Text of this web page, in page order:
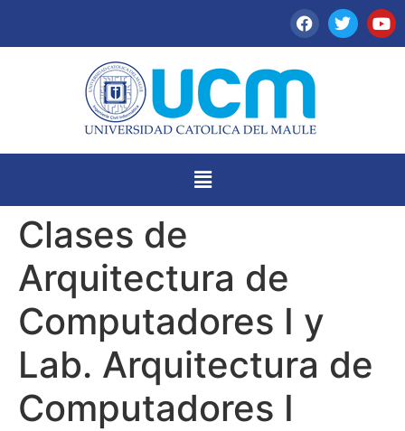
Clases de
Arquitectura de
Computadores I y
Lab. Arquitectura de
Computadores I